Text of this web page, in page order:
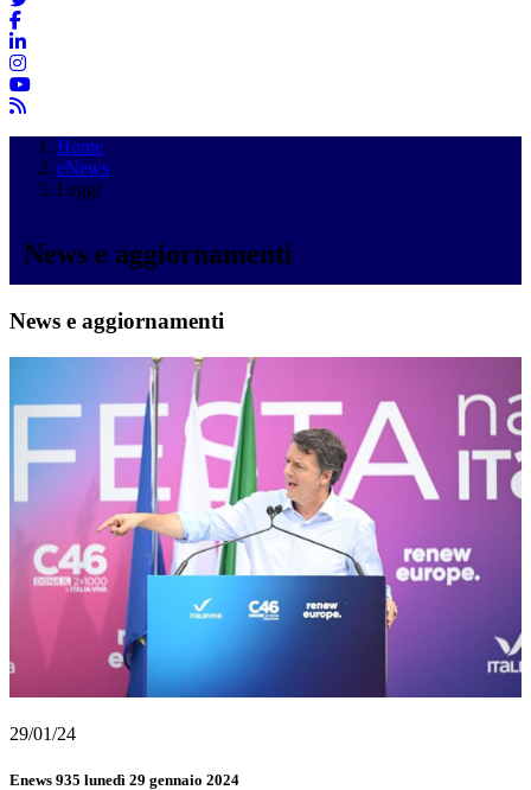
Home
eNews
Leggi
News e aggiornamenti
News e aggiornamenti
29/01/24
Enews 935 lunedì 29 gennaio 2024